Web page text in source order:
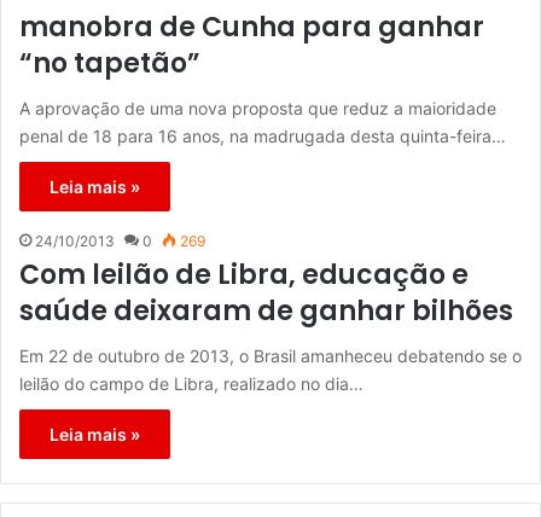
manobra de Cunha para ganhar
“no tapetão”
A aprovação de uma nova proposta que reduz a maioridade
penal de 18 para 16 anos, na madrugada desta quinta-feira…
Leia mais »
24/10/2013 0 269
Com leilão de Libra, educação e
saúde deixaram de ganhar bilhões
Em 22 de outubro de 2013, o Brasil amanheceu debatendo se o
leilão do campo de Libra, realizado no dia…
Leia mais »